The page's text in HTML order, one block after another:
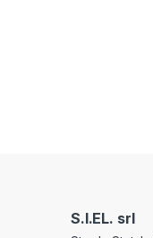
S.I.EL. srl